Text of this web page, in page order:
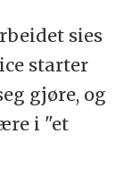
sies
starter
gjøre, og
i "et